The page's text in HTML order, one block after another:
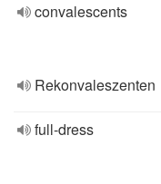
convalescents
Rekonvaleszenten
full-dress